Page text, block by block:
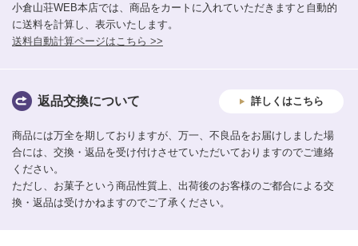
小倉山荘WEB本店では、商品をカートに入れていただきますと自動的
に送料を計算し、表示いたします。
送料自動計算ページはこちら >>
返品交換について 詳しくはこちら
商品には万全を期しておりますが、万一、不良品をお届けしました場
合には、交換・返品を受け付けさせていただいておりますのでご連絡
ください。
ただし、お菓子という商品性質上、出荷後のお客様のご都合による交
換・返品は受けかねますのでご了承ください。